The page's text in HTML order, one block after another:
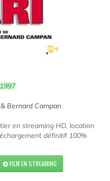
Bernard Campan
en streaming HD, location
définitif 100%
FILM EN STREAMING